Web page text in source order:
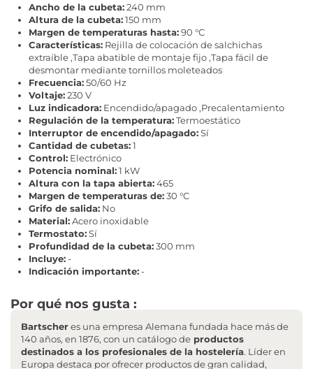
Ancho de la cubeta:240 mm
Altura de la cubeta:150 mm
Margen de temperaturas hasta:90 °C
Características: Rejilla de colocación de salchichas
extraíble ,Tapa abatible de montaje fijo ,Tapa fácil de
desmontar mediante tornillos moleteados
Frecuencia:50/60 Hz
Voltaje:230 V
Luz indicadora: Encendido/apagado ,Precalentamiento
Regulación de la temperatura:Termoestático
Interruptor de encendido/apagado:Sí
Cantidad de cubetas:1
Control: Electrónico
Potencia nominal:1 kW
Altura con la tapa abierta:465
Margen de temperaturas de:30 °C
Grifo de salida: No
Material:Acero inoxidable
Termostato:Sí
Profundidad de la cubeta:300 mm
Incluye:-
Indicación importante:-
Por qué nos gusta :
Bartscheres una empresa Alemana fundada hace más de
140 años, en 1876, con un catálogo de productos
destinados a los profesionales de la hostelería. Líder en
Europa destaca por ofrecer productos de gran calidad,